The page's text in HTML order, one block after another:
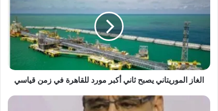
الغاز الموريتاني يصبح ثاني أكبر مورد للقاهرة في زمن قياسي